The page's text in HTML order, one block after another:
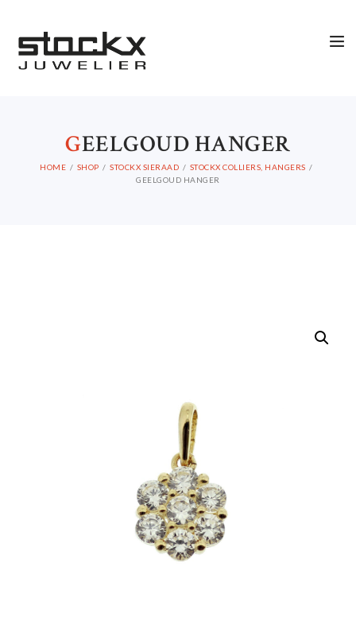
GEELGOUD HANGER
HOME SHOP STOCKX SIERAAD
STOCKX COLLIERS, HANGERS
GEELGOUD HANGER